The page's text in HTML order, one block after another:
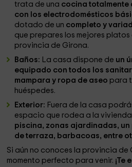
trata de una cocina totalmente
con los electrodomésticos
dotado de un completo y
que prepares los mejores
provincia de Girona.
Baños: La casa dispone de un
equipado con todos los
mampara y ropa de aseo para
huéspedes.
Exterior: Fuera de la casa
espacio que rodea a la
piscina, zonas ajardinadas,
de terraza, barbacoas, entre
Si aún no conoces la provincia de
momento perfecto para venir. ¡Te